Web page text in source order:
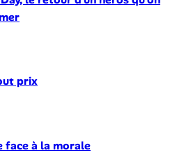
prix
face à la morale